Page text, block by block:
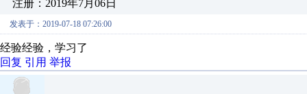
注册：2019年7月06日
发表于：2019-07-18 07:26:00
经验经验，学习了
回复 引用 举报